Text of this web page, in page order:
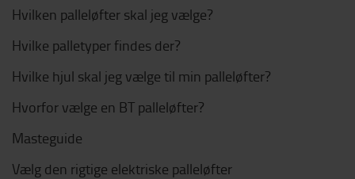
Hvilken palleløfter skal jeg vælge?
Hvilke palletyper findes der?
Hvilke hjul skal jeg vælge til min palleløfter?
Hvorfor vælge en BT palleløfter?
Masteguide
Vælg den rigtige elektriske palleløfter